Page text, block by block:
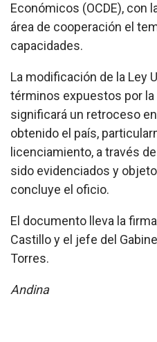
Económicos (OCDE), con
área de cooperación el
capacidades.
La modificación de la Ley
términos expuestos por la
significará un retroceso
obtenido el país,
licenciamiento, a través
sido evidenciados y
concluye el oficio.
El documento lleva la
Castillo y el jefe del
Torres.
Andina